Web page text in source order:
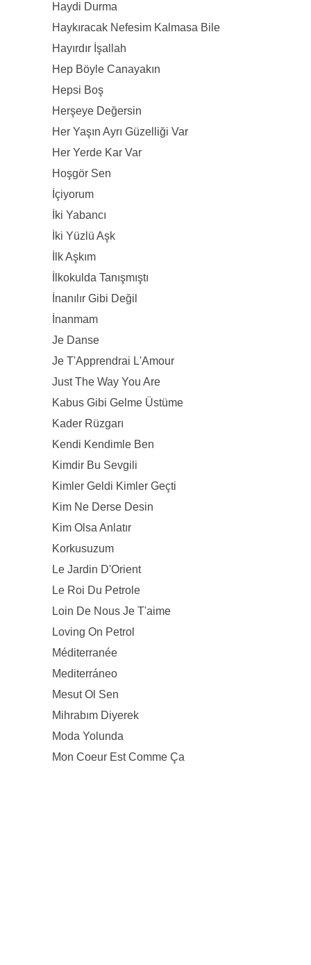
Haydi Durma
Haykıracak Nefesim Kalmasa Bile
Hayırdır İşallah
Hep Böyle Canayakın
Hepsi Boş
Herşeye Değersin
Her Yaşın Ayrı Güzelliği Var
Her Yerde Kar Var
Hoşgör Sen
İçiyorum
İki Yabancı
İki Yüzlü Aşk
İlk Aşkım
İlkokulda Tanışmıştı
İnanılır Gibi Değil
İnanmam
Je Danse
Je T'Apprendrai L'Amour
Just The Way You Are
Kabus Gibi Gelme Üstüme
Kader Rüzgarı
Kendi Kendimle Ben
Kimdir Bu Sevgili
Kimler Geldi Kimler Geçti
Kim Ne Derse Desin
Kim Olsa Anlatır
Korkusuzum
Le Jardin D'Orient
Le Roi Du Petrole
Loin De Nous Je T'aime
Loving On Petrol
Méditerranée
Mediterráneo
Mesut Ol Sen
Mihrabım Diyerek
Moda Yolunda
Mon Coeur Est Comme Ça